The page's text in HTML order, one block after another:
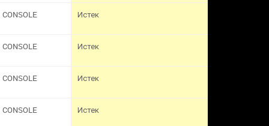
CONSOLE Истек
CONSOLE Истек
CONSOLE Истек
CONSOLE Истек